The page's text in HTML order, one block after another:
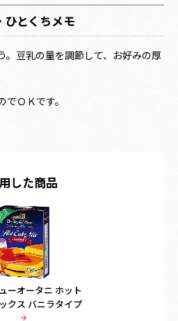
ひとくちメモ
。豆乳の量を調節して、お好みの厚
ＯＫです。
した商品
ーオータニ ホット
クス バニラタイプ